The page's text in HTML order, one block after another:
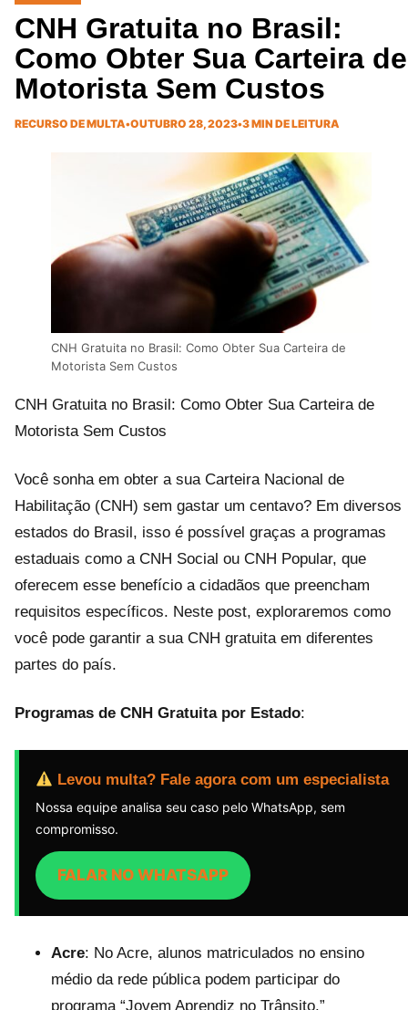
CNH Gratuita no Brasil:
Como Obter Sua Carteira de
Motorista Sem Custos
RECURSO DE MULTA•OUTUBRO 28, 2023•3 MIN DE LEITURA
CNH Gratuita no Brasil: Como Obter Sua Carteira de
Motorista Sem Custos
CNH Gratuita no Brasil: Como Obter Sua Carteira de
Motorista Sem Custos
Você sonha em obter a sua Carteira Nacional de
Habilitação (CNH) sem gastar um centavo? Em diversos
estados do Brasil, isso é possível graças a programas
estaduais como a CNH Social ou CNH Popular, que
oferecem esse benefício a cidadãos que preencham
requisitos específicos. Neste post, exploraremos como
você pode garantir a sua CNH gratuita em diferentes
partes do país.
Programas de CNH Gratuita por Estado:
Levou multa? Fale agora com um especialista
Nossa equipe analisa seu caso pelo WhatsApp, sem
compromisso.
FALAR NO WHATSAPP
Acre: No Acre, alunos matriculados no ensino
médio da rede pública podem participar do
programa “Jovem Aprendiz no Trânsito.”